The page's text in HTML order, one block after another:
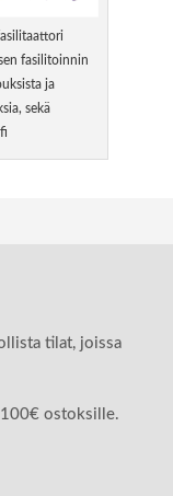
fasilitoinnin
ja
sekä
tilat, joissa
ostoksille.